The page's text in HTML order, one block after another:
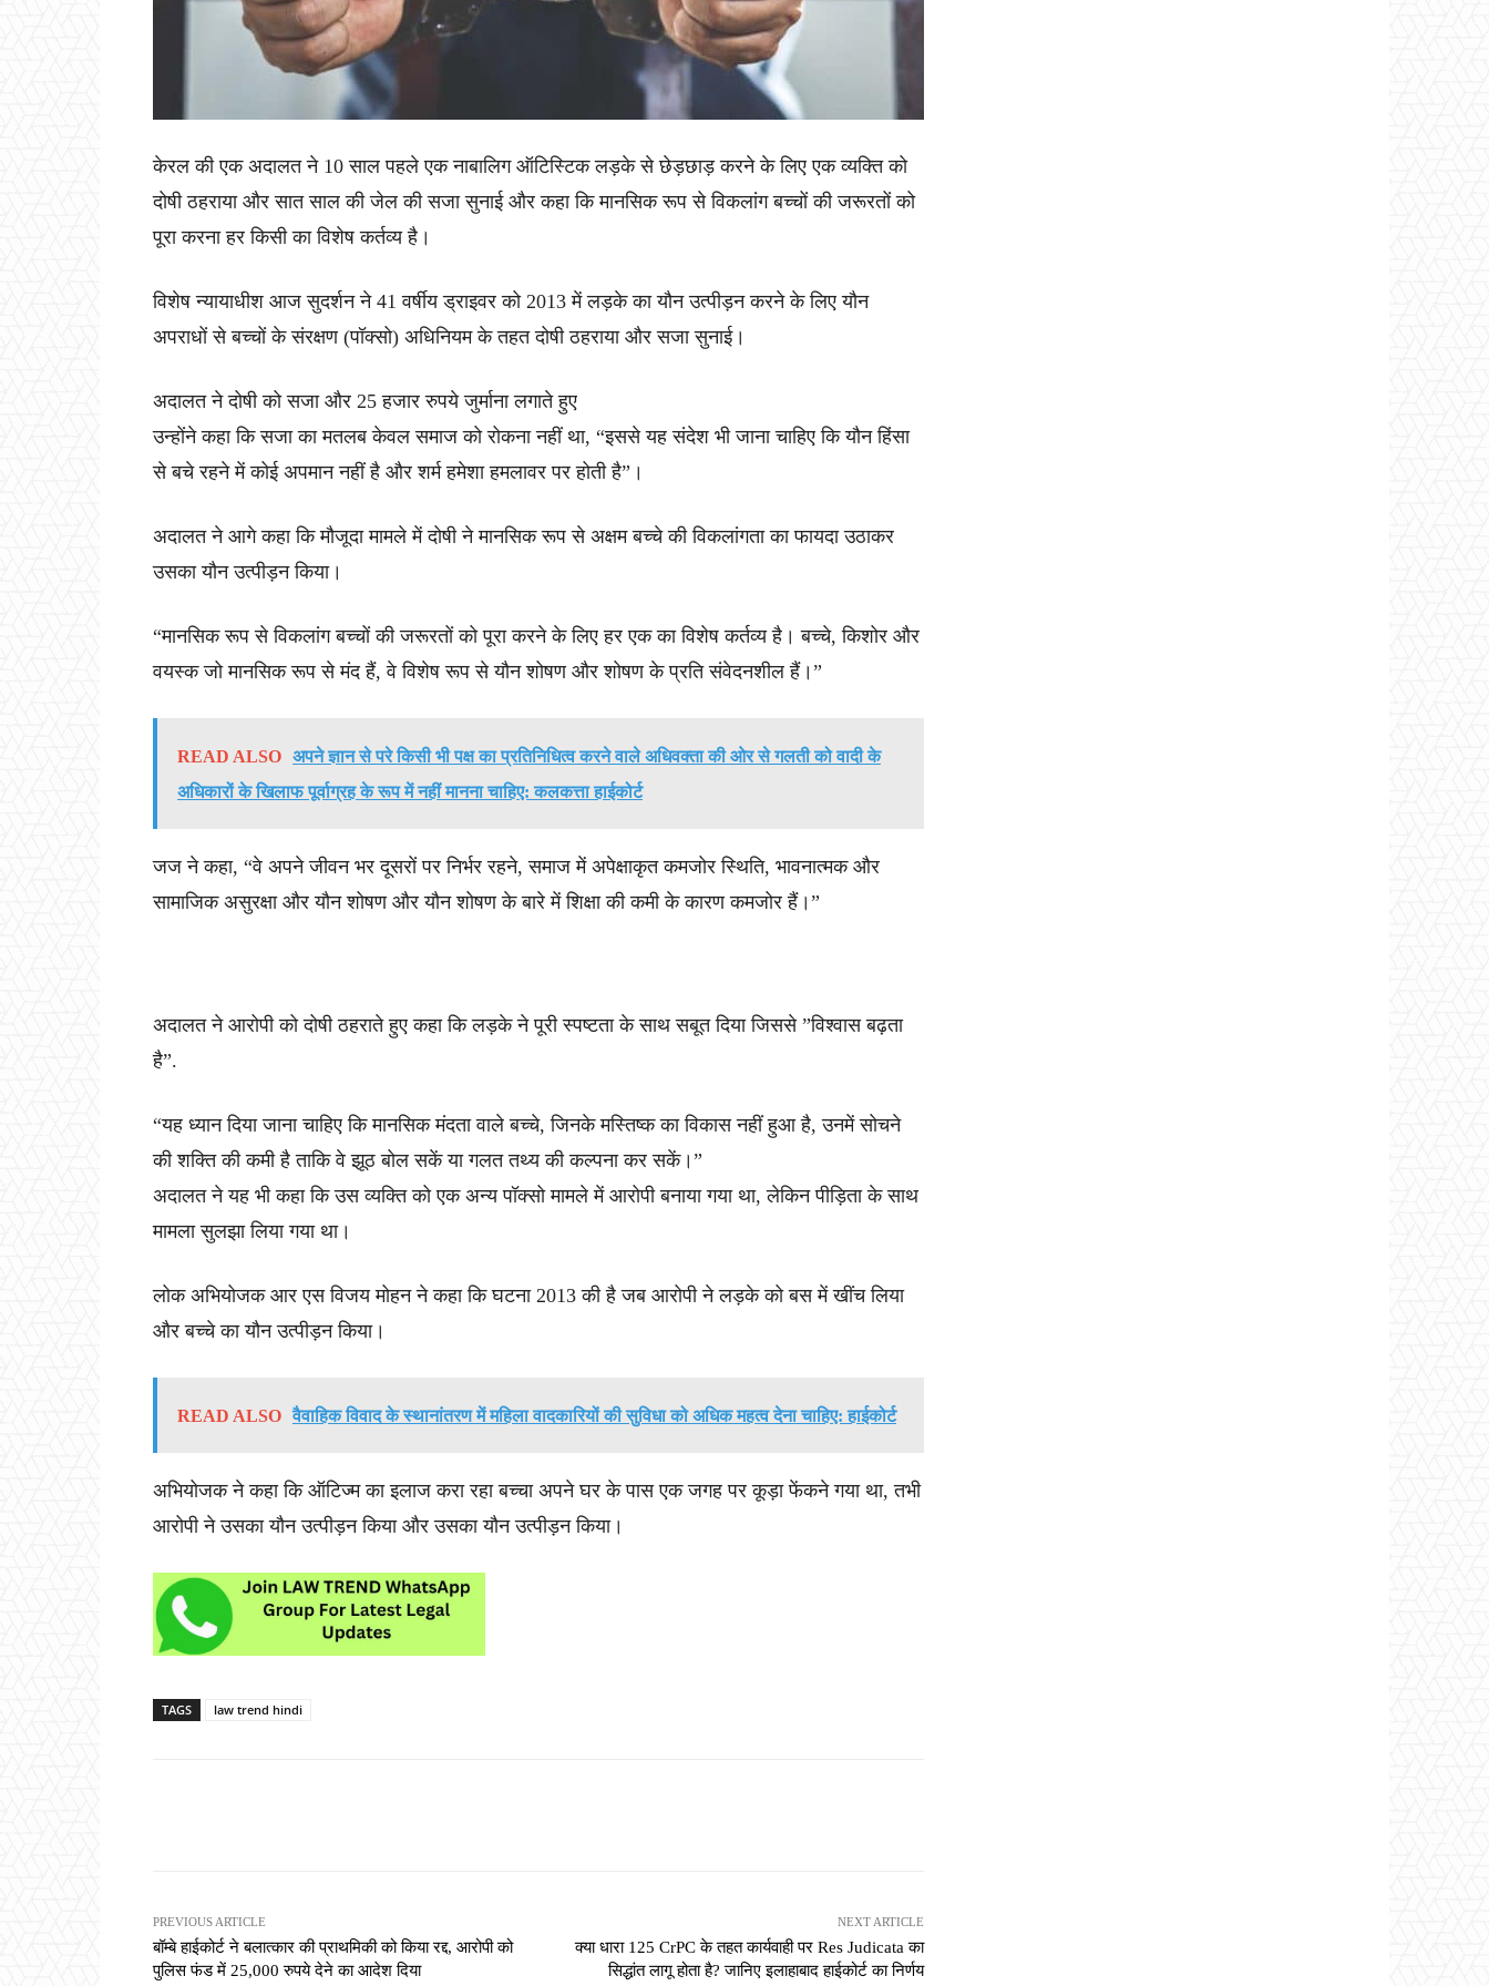
केरल की एक अदालत ने 10 साल पहले एक नाबालिग ऑटिस्टिक लड़के से छेड़छाड़ करने के लिए एक व्यक्ति को
दोषी ठहराया और सात साल की जेल की सजा सुनाई और कहा कि मानसिक रूप से विकलांग बच्चों की जरूरतों को
पूरा करना हर किसी का विशेष कर्तव्य है।
विशेष न्यायाधीश आज सुदर्शन ने 41 वर्षीय ड्राइवर को 2013 में लड़के का यौन उत्पीड़न करने के लिए यौन
अपराधों से बच्चों के संरक्षण (पॉक्सो) अधिनियम के तहत दोषी ठहराया और सजा सुनाई।
अदालत ने दोषी को सजा और 25 हजार रुपये जुर्माना लगाते हुए
उन्होंने कहा कि सजा का मतलब केवल समाज को रोकना नहीं था, “इससे यह संदेश भी जाना चाहिए कि यौन हिंसा
से बचे रहने में कोई अपमान नहीं है और शर्म हमेशा हमलावर पर होती है”।
अदालत ने आगे कहा कि मौजूदा मामले में दोषी ने मानसिक रूप से अक्षम बच्चे की विकलांगता का फायदा उठाकर
उसका यौन उत्पीड़न किया।
“मानसिक रूप से विकलांग बच्चों की जरूरतों को पूरा करने के लिए हर एक का विशेष कर्तव्य है। बच्चे, किशोर और
वयस्क जो मानसिक रूप से मंद हैं, वे विशेष रूप से यौन शोषण और शोषण के प्रति संवेदनशील हैं।”
READ ALSO अपने ज्ञान से परे किसी भी पक्ष का प्रतिनिधित्व करने वाले अधिवक्ता की ओर से गलती को वादी के
अधिकारों के खिलाफ पूर्वाग्रह के रूप में नहीं मानना चाहिए: कलकत्ता हाईकोर्ट
जज ने कहा, “वे अपने जीवन भर दूसरों पर निर्भर रहने, समाज में अपेक्षाकृत कमजोर स्थिति, भावनात्मक और
सामाजिक असुरक्षा और यौन शोषण और यौन शोषण के बारे में शिक्षा की कमी के कारण कमजोर हैं।”
अदालत ने आरोपी को दोषी ठहराते हुए कहा कि लड़के ने पूरी स्पष्टता के साथ सबूत दिया जिससे ”विश्वास बढ़ता
है”.
“यह ध्यान दिया जाना चाहिए कि मानसिक मंदता वाले बच्चे, जिनके मस्तिष्क का विकास नहीं हुआ है, उनमें सोचने
की शक्ति की कमी है ताकि वे झूठ बोल सकें या गलत तथ्य की कल्पना कर सकें।”
अदालत ने यह भी कहा कि उस व्यक्ति को एक अन्य पॉक्सो मामले में आरोपी बनाया गया था, लेकिन पीड़िता के साथ
मामला सुलझा लिया गया था।
लोक अभियोजक आर एस विजय मोहन ने कहा कि घटना 2013 की है जब आरोपी ने लड़के को बस में खींच लिया
और बच्चे का यौन उत्पीड़न किया।
READ ALSO वैवाहिक विवाद के स्थानांतरण में महिला वादकारियों की सुविधा को अधिक महत्व देना चाहिए: हाईकोर्ट
अभियोजक ने कहा कि ऑटिज्म का इलाज करा रहा बच्चा अपने घर के पास एक जगह पर कूड़ा फेंकने गया था, तभी
आरोपी ने उसका यौन उत्पीड़न किया और उसका यौन उत्पीड़न किया।
TAGS law trend hindi
PREVIOUS ARTICLE
बॉम्बे हाईकोर्ट ने बलात्कार की प्राथमिकी को किया रद्द, आरोपी को
पुलिस फंड में 25,000 रुपये देने का आदेश दिया
NEXT ARTICLE
क्या धारा 125 CrPC के तहत कार्यवाही पर Res Judicata का
सिद्धांत लागू होता है? जानिए इलाहाबाद हाईकोर्ट का निर्णय